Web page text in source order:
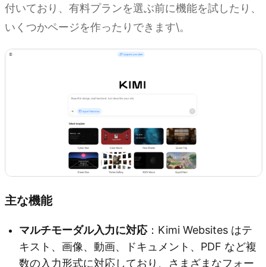
付いており、有料プランを選ぶ前に機能を試したり、
いくつかページを作ったりできます\。
主な機能
マルチモーダル入力に対応：Kimi Websites はテ
キスト、画像、動画、ドキュメント、PDF など複
数の入力形式に対応しており、さまざまなフォー